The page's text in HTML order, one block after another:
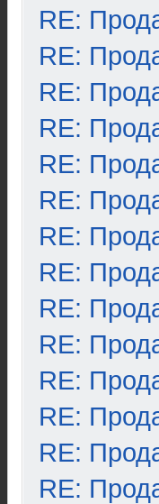
RE:
RE:
RE:
RE:
RE:
RE:
RE:
RE:
RE:
RE:
RE:
RE:
RE:
RE: